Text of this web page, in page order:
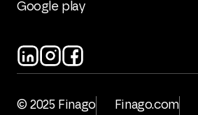
Google play
© 2025 Finago Finago.com